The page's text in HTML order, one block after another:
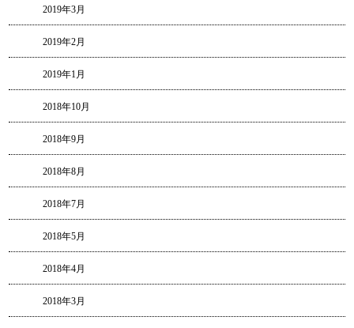
2019年3月
2019年2月
2019年1月
2018年10月
2018年9月
2018年8月
2018年7月
2018年5月
2018年4月
2018年3月